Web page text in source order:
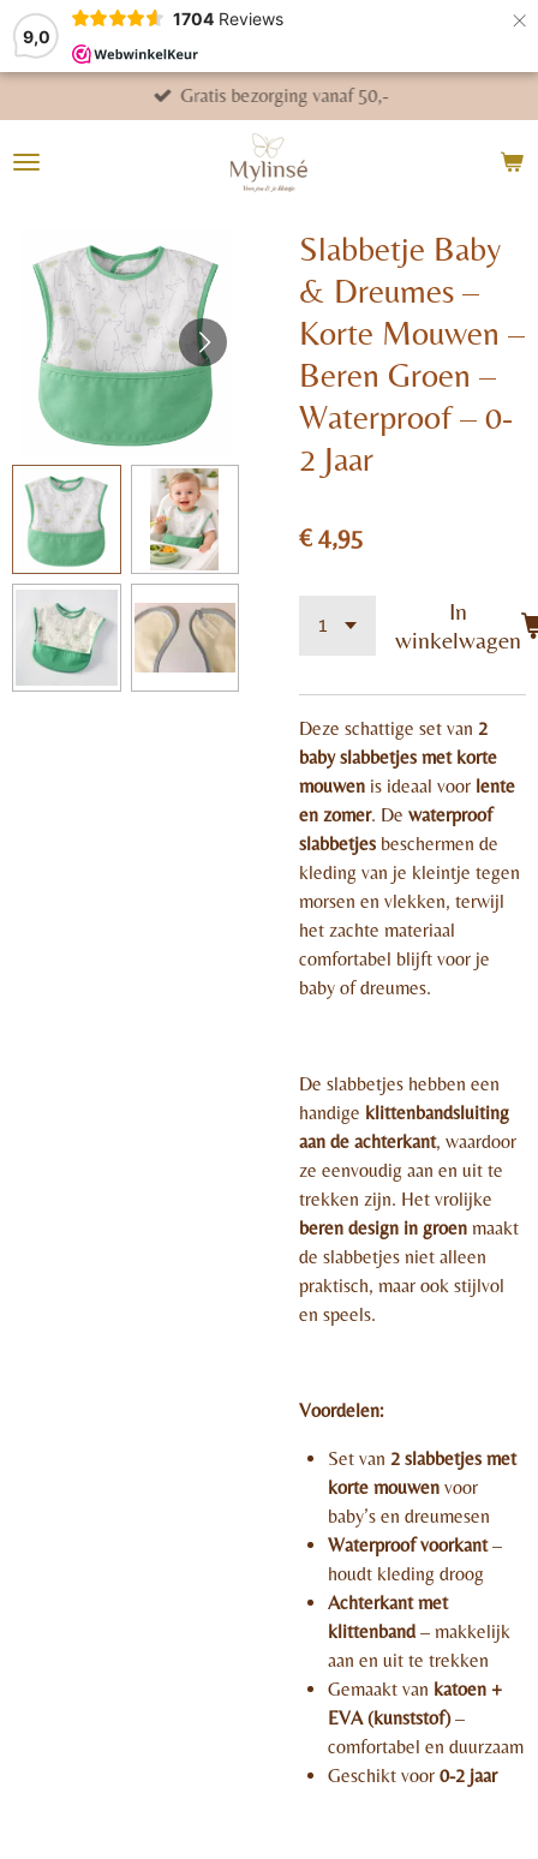
9,0
1704 Reviews ×
Gratis bezorging vanaf 50,-
Slabbetje Baby
& Dreumes –
Korte Mouwen –
Beren Groen –
Waterproof – 0-
2 Jaar
€ 4,95
In
winkelwagen
Deze schattige set van 2
baby slabbetjes met korte
mouwen is ideaal voor lente
en zomer. De waterproof
slabbetjes beschermen de
kleding van je kleintje tegen
morsen en vlekken, terwijl
het zachte materiaal
comfortabel blijft voor je
baby of dreumes.
De slabbetjes hebben een
handige klittenbandsluiting
aan de achterkant, waardoor
ze eenvoudig aan en uit te
trekken zijn. Het vrolijke
beren design in groen maakt
de slabbetjes niet alleen
praktisch, maar ook stijlvol
en speels.
Voordelen:
Set van 2 slabbetjes met
korte mouwen voor
baby’s en dreumesen
Waterproof voorkant–
houdt kleding droog
Achterkant met
klittenband– makkelijk
aan en uit te trekken
Gemaakt van katoen +
EVA (kunststof)–
comfortabel en duurzaam
Geschikt voor 0-2 jaar